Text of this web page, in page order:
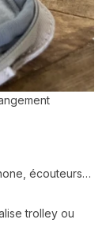
écouteurs…
trolley ou